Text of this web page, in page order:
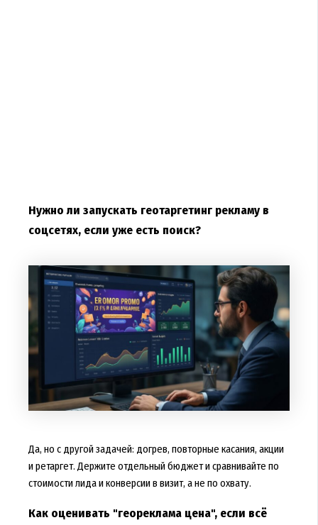
Нужно ли запускать геотаргетинг рекламу в
соцсетях, если уже есть поиск?
Да, но с другой задачей: догрев, повторные касания, акции
и ретаргет. Держите отдельный бюджет и сравнивайте по
стоимости лида и конверсии в визит, а не по охвату.
Как оценивать "геореклама цена", если всё